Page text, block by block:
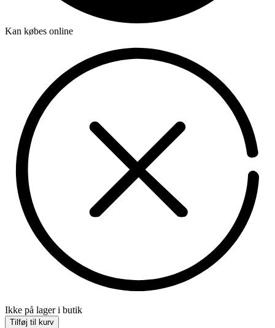
Kan købes online
Ikke på lager i butik
Tilføj til kurv